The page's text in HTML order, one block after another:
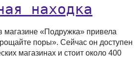
находка
магазине «Подружка» привела
поры». Сейчас он доступен
магазинах и стоит около 400